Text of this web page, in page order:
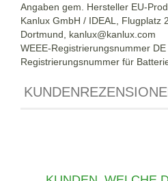
Angaben gem. Hersteller EU-
Kanlux GmbH / IDEAL, Flugplatz
Dortmund, kanlux@kanlux.com
WEEE-Registrierungsnummer DE
Registrierungsnummer für